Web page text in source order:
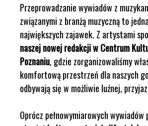
Przeprowadzanie wywiadów z
związanymi z branżą muzyczną to
największych zajawek. Z artystami
naszej nowej redakcji w Centrum
Poznaniu, gdzie zorganizowaliśmy
komfortową przestrzeń dla naszych
odbywają się w możliwie luźnej,
Oprócz pełnowymiarowych